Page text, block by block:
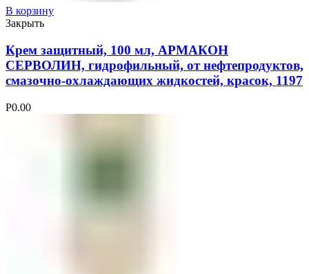
В корзину
Закрыть
Крем защитный, 100 мл, АРМАКОН
СЕРВОЛИН, гидрофильный, от нефтепродуктов,
смазочно-охлаждающих жидкостей, красок, 1197
Р0.00